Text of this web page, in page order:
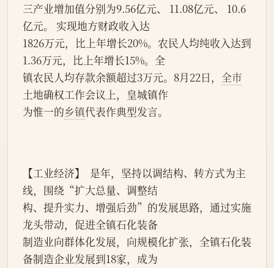
三产业增加值分别为9.56亿元、 11.08亿元、 10.6
亿元。 实现地方财政收入达
1826万元，比上年增长20%。农民人均纯收入达到
1.36万元，比上年增长15%。全
镇农民人均存款余额超过3万元。8月22日， 全市
土地确权工作会议上，皇城镇作
为惟一的乡镇代表作典型发言。
【工业经济】  是年，坚持以调结构、转方式为主
线，围绕“扩大总量、调整结
构、提升实力、增强后劲”的发展思路，通过实施
龙头带动，促进全镇石化装备
制造业向群体化发展，向规模化扩张，全镇石化装
备制造企业发展到18家，成为